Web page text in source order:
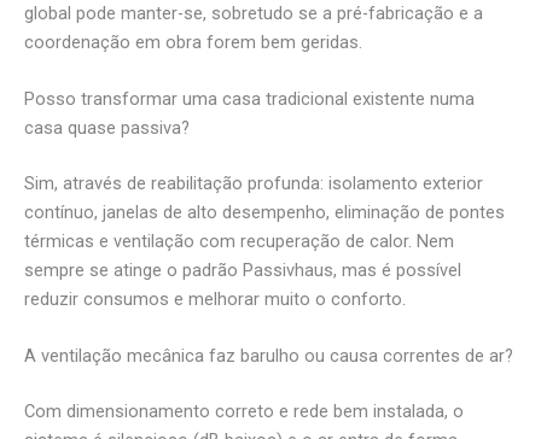
global pode manter-se, sobretudo se a pré-fabricação e a
coordenação em obra forem bem geridas.
Posso transformar uma casa tradicional existente numa
casa quase passiva?
Sim, através de reabilitação profunda: isolamento exterior
contínuo, janelas de alto desempenho, eliminação de pontes
térmicas e ventilação com recuperação de calor. Nem
sempre se atinge o padrão Passivhaus, mas é possível
reduzir consumos e melhorar muito o conforto.
A ventilação mecânica faz barulho ou causa correntes de ar?
Com dimensionamento correto e rede bem instalada, o